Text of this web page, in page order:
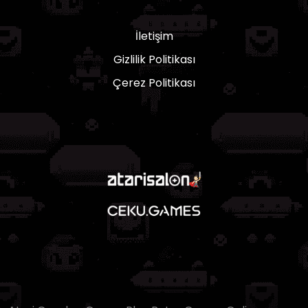
İletişim
Gizlilik Politikası
Çerez Politikası